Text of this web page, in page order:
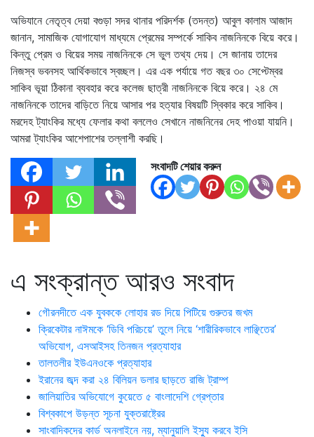
অভিযানে নেতৃত্ব দেয়া বগুড়া সদর থানার পরিদর্শক (তদন্ত) আবুল কালাম আজাদ
জানান, সামাজিক যোগাযোগ মাধ্যমে প্রেমের সম্পর্কে সাকিব নাজনিনকে বিয়ে করে।
কিন্তু প্রেম ও বিয়ের সময় নাজনিনকে সে ভুল তথ্য দেয়। সে জানায় তাদের
নিজস্ব ভবনসহ আর্থিকভাবে স্বচ্ছল। এর এক পর্যায়ে গত বছর ৩০ সেপ্টেম্বর
সাকিব ভূয়া ঠিকানা ব্যবহার করে কলেজ ছাত্রী নাজনিনকে বিয়ে করে। ২৪ মে
নাজনিনকে তাদের বাড়িতে নিয়ে আসার পর হত্যার বিষয়টি স্বিকার করে সাকিব।
মরদেহ ট্যাংকির মধ্যে ফেলার কথা বললেও সেখানে নাজনিনের দেহ পাওয়া যায়নি।
আমরা ট্যাংকির আশেপাশের তল্লাশী করছি।
সংবাদটি শেয়ার করুন
এ সংক্রান্ত আরও সংবাদ
গৌরনদীতে এক যুবককে লোহার রড দিয়ে পিটিয়ে গুরুতর জখম
ক্রিকেটার নাঈমকে ‘ডিবি পরিচয়ে’ তুলে নিয়ে ‘শারীরিকভাবে লাঞ্ছিতের’
অভিযোগ, এসআইসহ তিনজন প্রত্যাহার
তালতলীর ইউএনওকে প্রত্যাহার
ইরানের জব্দ করা ২৪ বিলিয়ন ডলার ছাড়তে রাজি ট্রাম্প
জালিয়াতির অভিযোগে কুয়েতে ৫ বাংলাদেশি গ্রেপ্তার
বিশ্বকাপে উড়ন্ত সূচনা যুক্তরাষ্ট্রের
সাংবাদিকদের কার্ড অনলাইনে নয়, ম্যানুয়ালি ইস্যু করবে ইসি